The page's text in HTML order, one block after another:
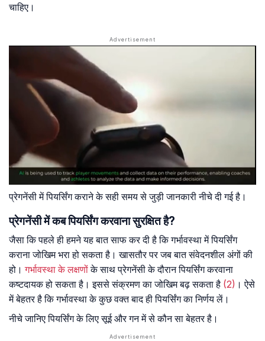
चाहिए।
प्रेगनेंसी में पियर्सिंग कराने के सही समय से जुड़ी जानकारी नीचे दी गई है।
प्रेगनेंसी में कब पियर्सिंग करवाना सुरक्षित है?
जैसा कि पहले ही हमने यह बात साफ कर दी है कि गर्भावस्था में पियर्सिंग
कराना जोखिम भरा हो सकता है। खासतौर पर जब बात संवेदनशील अंगों की
हो।गर्भावस्था के लक्षणोंके साथ प्रेगनेंसी के दौरान पियर्सिंग करवाना
कष्टदायक हो सकता है। इससे संक्रमण का जोखिम बढ़ सकता है (2) । ऐसे
में बेहतर है कि गर्भावस्था के कुछ वक्त बाद ही पियर्सिंग का निर्णय लें।
नीचे जानिए पियर्सिंग के लिए सूई और गन में से कौन सा बेहतर है।